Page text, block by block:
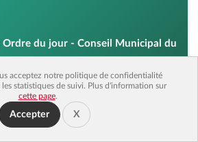
acceptez notre politique de confidentialité
statistiques de suivi. Plus d'information sur
cette page.
Accepter X
Ordre du jour - Conseil Municipal du